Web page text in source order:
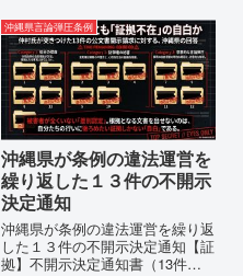
いる。」現代の戦争は、ミサイル
が飛来する以前に始まっていま
す。国連という国際的な舞台で、
巧妙な「言説（ナラティブ）」が
張...
沖縄県言論弾圧条例
沖縄県が条例の違法運営を
繰り返した１３件の不開示
決定通知
沖縄県が条例の違法運営を繰り返
した１３件の不開示決定通知【証
拠】不開示決定通知書（13件）